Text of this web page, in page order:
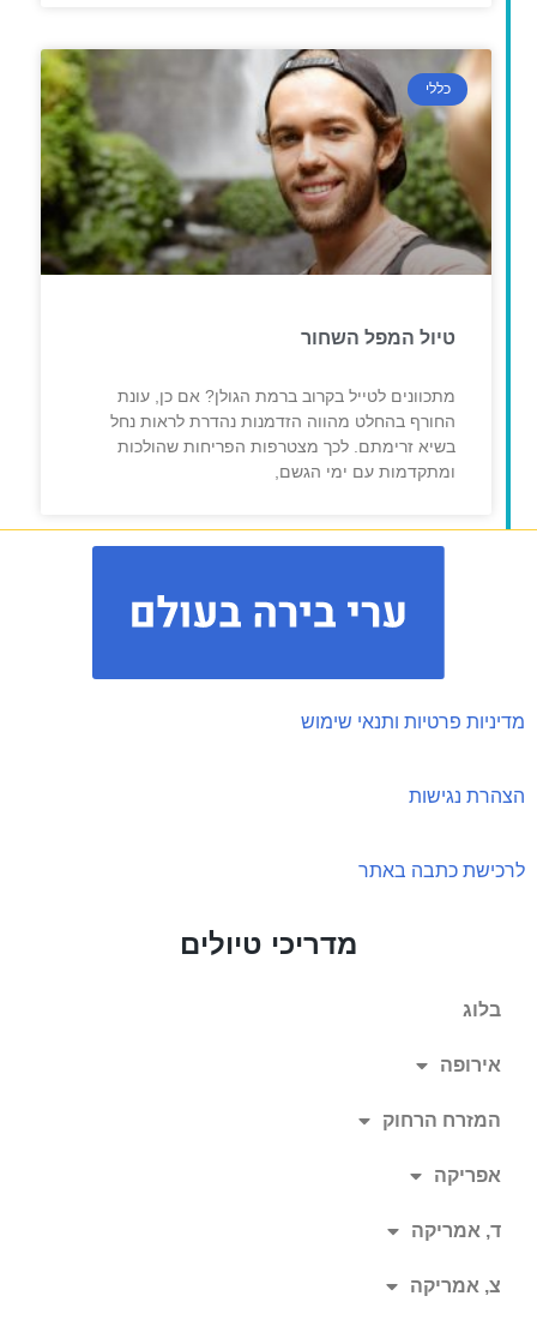
כללי
טיול המפל השחור
מתכוונים לטייל בקרוב ברמת הגולן? אם כן, עונת
החורף בהחלט מהווה הזדמנות נהדרת לראות נחל
בשיא זרימתם. לכך מצטרפות הפריחות שהולכות
ומתקדמות עם ימי הגשם,
מדיניות פרטיות ותנאי שימוש
הצהרת נגישות
לרכישת כתבה באתר
מדריכי טיולים
בלוג
אירופה
המזרח הרחוק
אפריקה
ד, אמריקה
צ, אמריקה